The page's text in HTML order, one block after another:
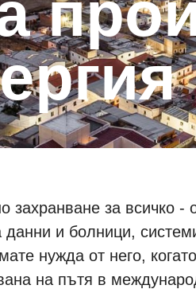
захранване за всичко
и болници,
нужда от него,
на пътя в